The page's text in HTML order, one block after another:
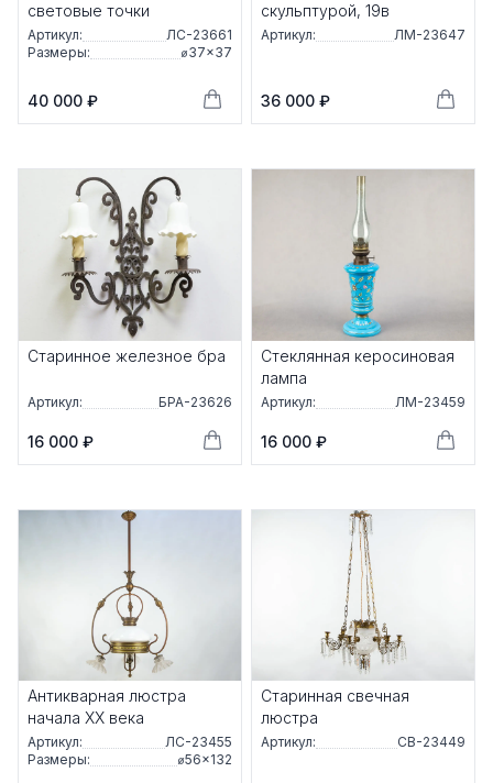
световые точки
Артикул:
ЛС-23661
Размеры:
⌀37×37
40 000 ₽
скульптурой, 19в
Артикул: ЛМ-23647
36 000 ₽
Старинное железное бра
Артикул: БРА-23626
16 000 ₽
Стеклянная керосиновая
лампа
Артикул: ЛМ-23459
16 000 ₽
Антикварная люстра
начала ХХ века
Артикул:
ЛС-23455
Размеры:
⌀56×132
Старинная свечная
люстра
Артикул: СВ-23449